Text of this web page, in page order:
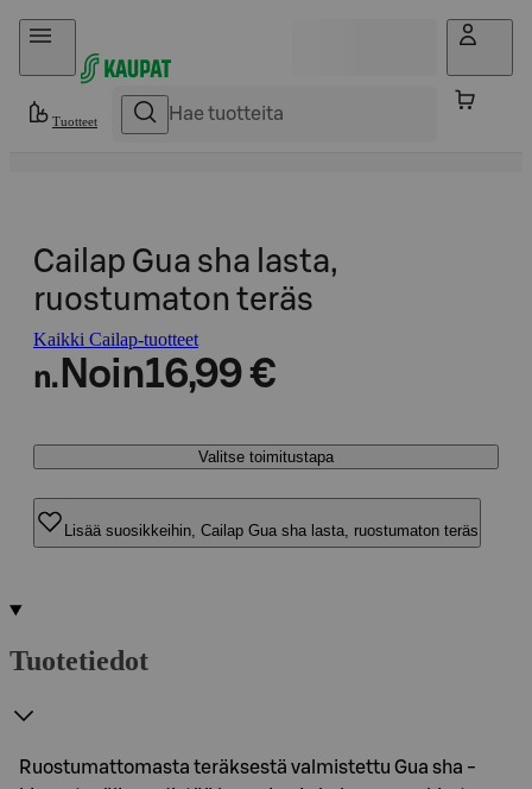
Hyppää sisältöön
Tuotteet
Cailap Gua sha lasta,
ruostumaton teräs
Kaikki Cailap-tuotteet
n. Noin16,99 €
Valitse toimitustapa
Lisää suosikkeihin, Cailap Gua sha lasta, ruostumaton teräs
Tuotetiedot
Ruostumattomasta teräksestä valmistettu Gua sha -